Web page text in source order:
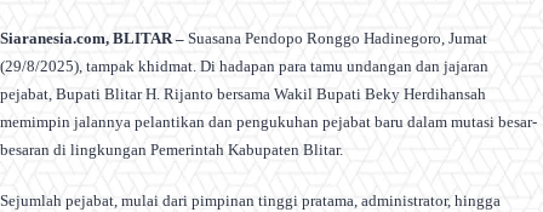
Siaranesia.com, BLITAR – Suasana Pendopo Ronggo Hadinegoro, Jumat
(29/8/2025), tampak khidmat. Di hadapan para tamu undangan dan jajaran
pejabat, Bupati Blitar H. Rijanto bersama Wakil Bupati Beky Herdihansah
memimpin jalannya pelantikan dan pengukuhan pejabat baru dalam mutasi besar-
besaran di lingkungan Pemerintah Kabupaten Blitar.
Sejumlah pejabat, mulai dari pimpinan tinggi pratama, administrator, hingga